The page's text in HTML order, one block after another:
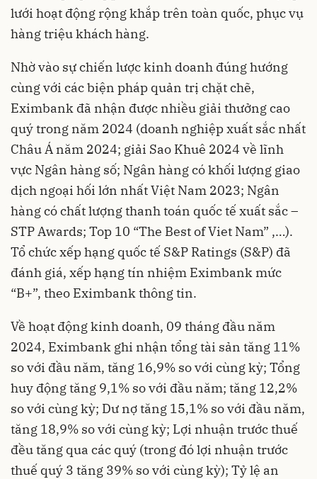
lưới hoạt động rộng khắp trên toàn quốc, phục vụ
hàng triệu khách hàng.
Nhờ vào sự chiến lược kinh doanh đúng hướng
cùng với các biện pháp quản trị chặt chẽ,
Eximbank đã nhận được nhiều giải thưởng cao
quý trong năm 2024 (doanh nghiệp xuất sắc nhất
Châu Á năm 2024; giải Sao Khuê 2024 về lĩnh
vực Ngân hàng số; Ngân hàng có khối lượng giao
dịch ngoại hối lớn nhất Việt Nam 2023; Ngân
hàng có chất lượng thanh toán quốc tế xuất sắc –
STP Awards; Top 10 “The Best of Viet Nam” ,…).
Tổ chức xếp hạng quốc tế S&P Ratings (S&P) đã
đánh giá, xếp hạng tín nhiệm Eximbank mức
“B+”, theo Eximbank thông tin.
Về hoạt động kinh doanh, 09 tháng đầu năm
2024, Eximbank ghi nhận tổng tài sản tăng 11%
so với đầu năm, tăng 16,9% so với cùng kỳ; Tổng
huy động tăng 9,1% so với đầu năm; tăng 12,2%
so với cùng kỳ; Dư nợ tăng 15,1% so với đầu năm,
tăng 18,9% so với cùng kỳ; Lợi nhuận trước thuế
đều tăng qua các quý (trong đó lợi nhuận trước
thuế quý 3 tăng 39% so với cùng kỳ); Tỷ lệ an